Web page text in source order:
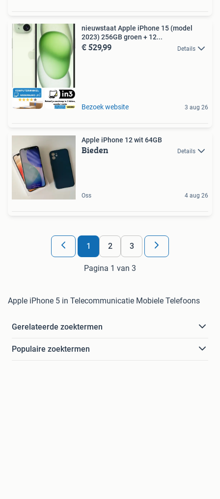
nieuwstaat Apple iPhone 15 (model
2023) 256GB groen + 12...
€ 529,99 Details
Bezoek website 3 aug 26
Apple iPhone 12 wit 64GB
Bieden Details
Oss 4 aug 26
1 2 3
Pagina 1 van 3
Apple iPhone 5 in Telecommunicatie Mobiele Telefoons
Gerelateerde zoektermen
Populaire zoektermen